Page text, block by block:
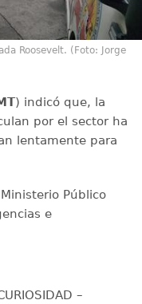
Roosevelt. (Foto: Jorge
) indicó que, la
por el sector ha
lentamente para
Público
e
–